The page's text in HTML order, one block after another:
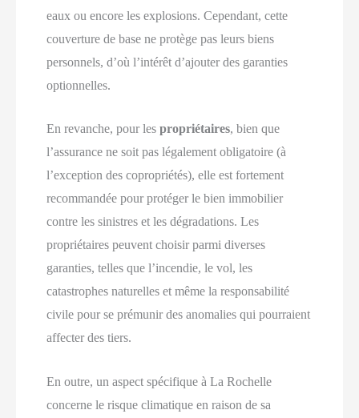
eaux ou encore les explosions. Cependant, cette
couverture de base ne protège pas leurs biens
personnels, d’où l’intérêt d’ajouter des garanties
optionnelles.
En revanche, pour lespropriétaires, bien que
l’assurance ne soit pas légalement obligatoire (à
l’exception des copropriétés), elle est fortement
recommandée pour protéger le bien immobilier
contre les sinistres et les dégradations. Les
propriétaires peuvent choisir parmi diverses
garanties, telles que l’incendie, le vol, les
catastrophes naturelles et même la responsabilité
civile pour se prémunir des anomalies qui pourraient
affecter des tiers.
En outre, un aspect spécifique à La Rochelle
concerne le risque climatique en raison de sa